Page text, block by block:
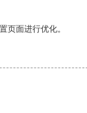
页面进行优化。